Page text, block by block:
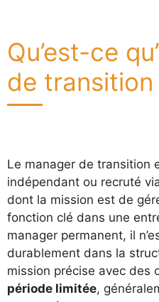
Qu’est-ce
de transition
Le manager de transition
indépendant ou recruté
dont la mission est de
fonction clé dans une
manager permanent, il
durablement dans la
mission précise avec des
période limitée,